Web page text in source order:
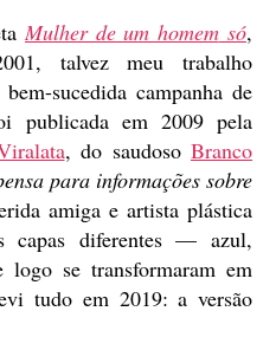
Mulher de um homem só,
talvez meu trabalho
sucedida campanha de
publicada em 2009 pela
, do saudoso Branco
para informações sobre
amiga e artista plástica
diferentes — azul,
se transformaram em
tudo em 2019: a versão